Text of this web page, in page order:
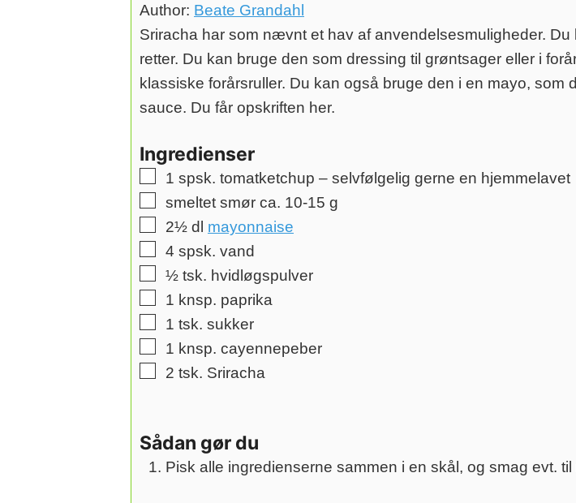
Author: Beate Grandahl
Sriracha har som nævnt et hav af anvendelsesmuligheder.
retter. Du kan bruge den som dressing til grøntsager eller i
klassiske forårsruller. Du kan også bruge den i en mayo,
sauce. Du får opskriften her.
Ingredienser
▢
1 spsk. tomatketchup – selvfølgelig gerne en hjemmelavet
▢
smeltet smør ca. 10-15 g
▢
2½ dl mayonnaise
▢
4 spsk. vand
▢
½ tsk. hvidløgspulver
▢
1 knsp. paprika
▢
1 tsk. sukker
▢
1 knsp. cayennepeber
▢
2 tsk. Sriracha
Sådan gør du
Pisk alle ingredienserne sammen i en skål, og smag evt.